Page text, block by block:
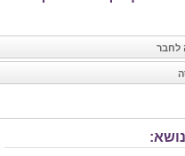
לחבר